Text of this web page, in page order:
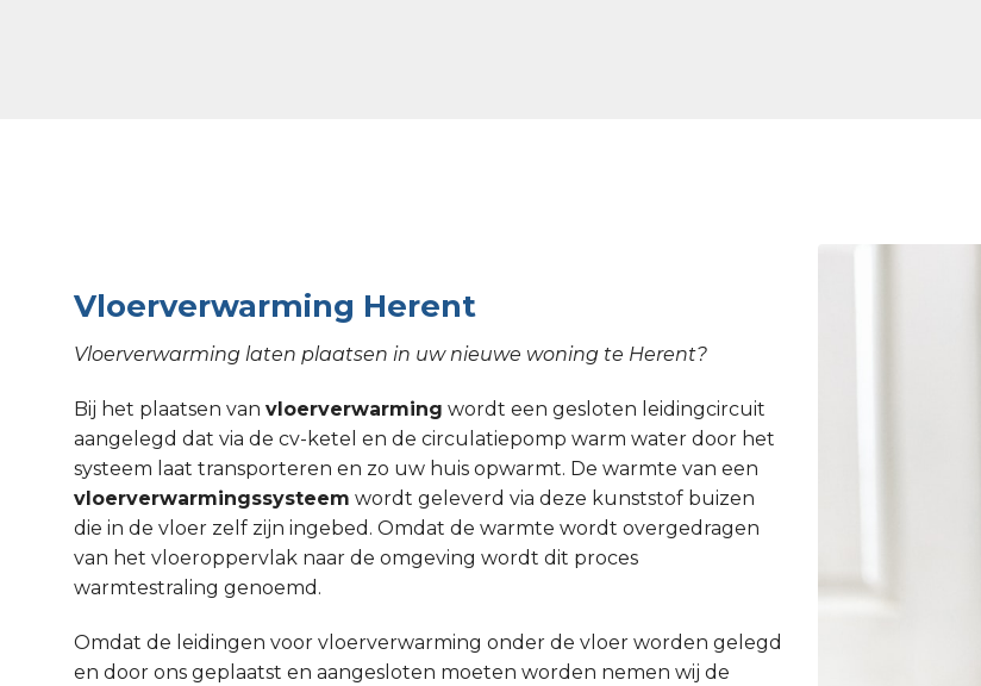
Vloerverwarming Herent
Vloerverwarming laten plaatsen in uw nieuwe woning te Herent?
Bij het plaatsen van vloerverwarming wordt een gesloten leidingcircuit
aangelegd dat via de cv-ketel en de circulatiepomp warm water door het
systeem laat transporteren en zo uw huis opwarmt. De warmte van een
vloerverwarmingssysteem wordt geleverd via deze kunststof buizen
die in de vloer zelf zijn ingebed. Omdat de warmte wordt overgedragen
van het vloeroppervlak naar de omgeving wordt dit proces
warmtestraling genoemd.
Omdat de leidingen voor vloerverwarming onder de vloer worden gelegd
en door ons geplaatst en aangesloten moeten worden nemen wij de